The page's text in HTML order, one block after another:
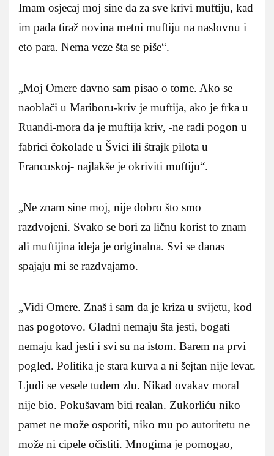
Imam osjecaj moj sine da za sve krivi muftiju, kad
im pada tiraž novina metni muftiju na naslovnu i
eto para. Nema veze šta se piše“.
„Moj Omere davno sam pisao o tome. Ako se
naoblači u Mariboru-kriv je muftija, ako je frka u
Ruandi-mora da je muftija kriv, -ne radi pogon u
fabrici čokolade u Švici ili štrajk pilota u
Francuskoj- najlakše je okriviti muftiju“.
„Ne znam sine moj, nije dobro što smo
razdvojeni. Svako se bori za ličnu korist to znam
ali muftijina ideja je originalna. Svi se danas
spajaju mi se razdvajamo.
„Vidi Omere. Znaš i sam da je kriza u svijetu, kod
nas pogotovo. Gladni nemaju šta jesti, bogati
nemaju kad jesti i svi su na istom. Barem na prvi
pogled. Politika je stara kurva a ni šejtan nije levat.
Ljudi se vesele tuđem zlu. Nikad ovakav moral
nije bio. Pokušavam biti realan. Zukorliću niko
pamet ne može osporiti, niko mu po autoritetu ne
može ni cipele očistiti. Mnogima je pomogao,